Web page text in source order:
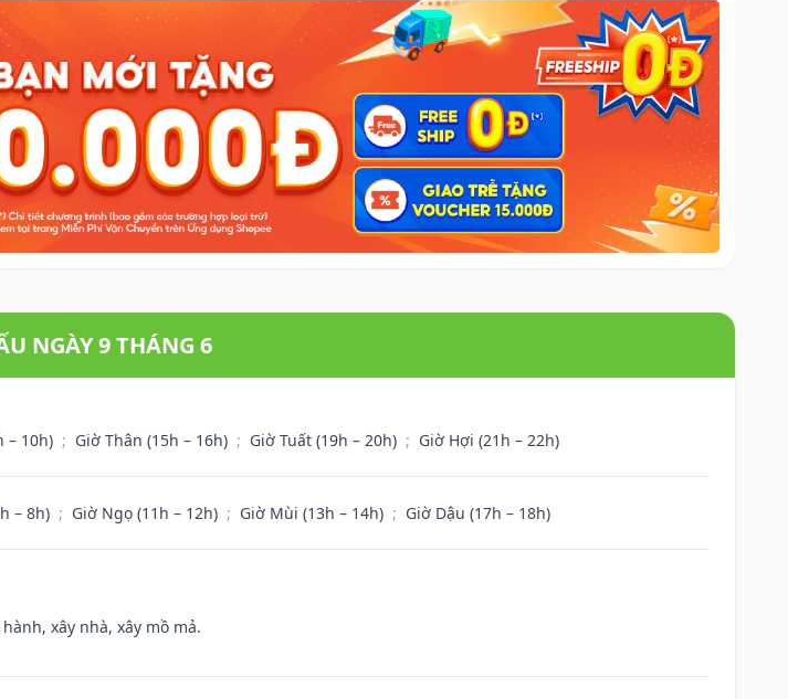
NGÀY 9 THÁNG 6
– 10h) ; Giờ Thân (15h – 16h) ; Giờ Tuất (19h – 20h) ; Giờ Hợi (21h – 22h)
– 8h) ; Giờ Ngọ (11h – 12h) ; Giờ Mùi (13h – 14h) ; Giờ Dậu (17h – 18h)
xây nhà, xây mồ mả.